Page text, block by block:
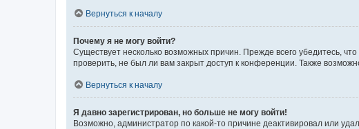
Вернуться к началу
Почему я не могу войти?
Существует несколько возможных причин. Прежде всего убедитесь,
проверить, не был ли вам закрыт доступ к конференции. Также
Вернуться к началу
Я давно зарегистрирован, но больше не могу войти!
Возможно, администратор по какой-то причине деактивировал или